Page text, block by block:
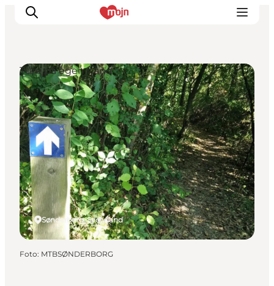
Oplevelser
Byer & Steder
Det sker
Overnatning
Planlæg din ferie
Booking
Sønderborg, Sydjylland
Ture på egen hånd
Foto: MTBSØNDERBORG